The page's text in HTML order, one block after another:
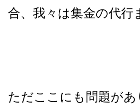
合、我々は集金の代
ただここにも問題があ